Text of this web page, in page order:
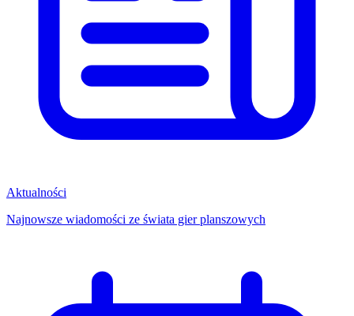
Aktualności
Najnowsze wiadomości ze świata gier planszowych